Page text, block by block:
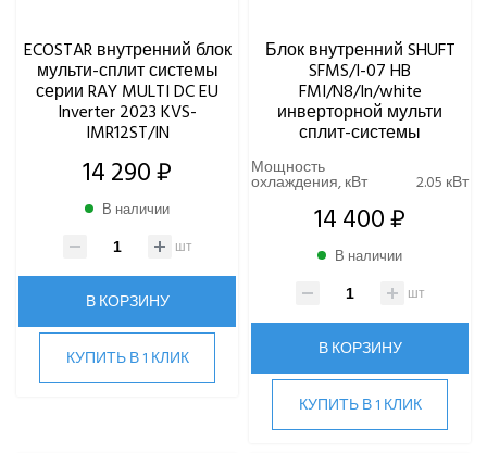
ECOSTAR внутренний блок
мульти-сплит системы
серии RAY MULTI DC EU
Inverter 2023 KVS-
IMR12ST/IN
14 290 ₽
В наличии
шт
В КОРЗИНУ
КУПИТЬ В 1 КЛИК
Блок внутренний SHUFT
SFMS/I-07 HB
FMI/N8/In/white
инверторной мульти
сплит-системы
Мощность
охлаждения, кВт 2.05 кВт
14 400 ₽
В наличии
шт
В КОРЗИНУ
КУПИТЬ В 1 КЛИК